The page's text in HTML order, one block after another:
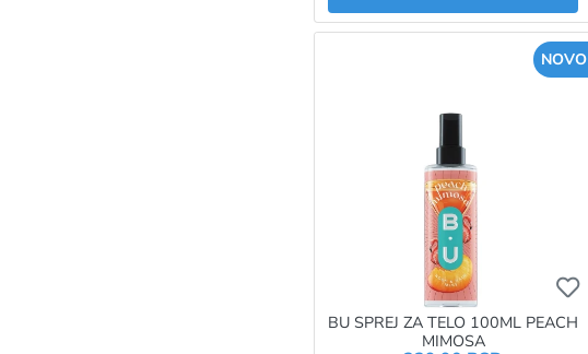
BU SPREJ ZA TELO 100ML PEACH
MIMOSA
NOVO